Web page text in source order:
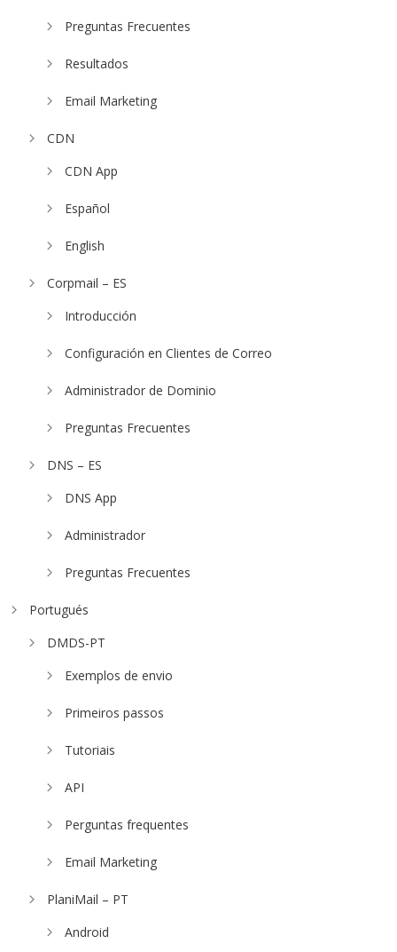
Preguntas Frecuentes
Resultados
Email Marketing
CDN
CDN App
Español
English
Corpmail – ES
Introducción
Configuración en Clientes de Correo
Administrador de Dominio
Preguntas Frecuentes
DNS – ES
DNS App
Administrador
Preguntas Frecuentes
Portugués
DMDS-PT
Exemplos de envio
Primeiros passos
Tutoriais
API
Perguntas frequentes
Email Marketing
PlaniMail – PT
Android